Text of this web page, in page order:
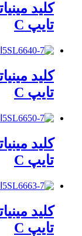
تایپ C
تایپ C
تایپ C
تایپ C